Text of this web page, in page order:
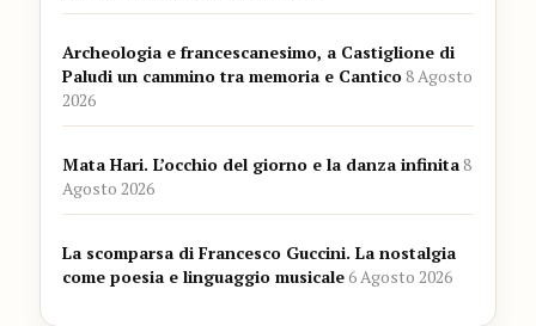
Archeologia e francescanesimo, a Castiglione di
Paludi un cammino tra memoria e Cantico8 Agosto
2026
Mata Hari. L’occhio del giorno e la danza infinita8
Agosto 2026
La scomparsa di Francesco Guccini. La nostalgia
come poesia e linguaggio musicale6 Agosto 2026